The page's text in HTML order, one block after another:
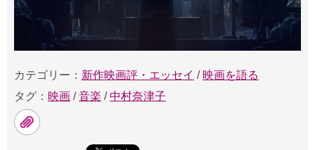
カテゴリー： 新作映画評・エッセイ / 映画を語る
タグ： 映画 /音楽 /中村奈津子